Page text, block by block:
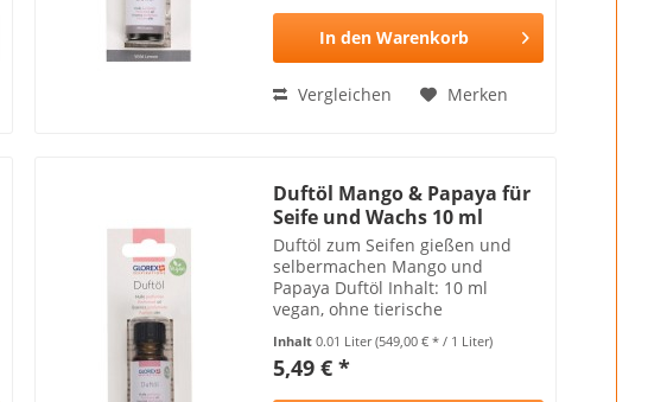
In den Warenkorb
Vergleichen Merken
Duftöl Mango & Papaya für
Seife und Wachs 10 ml
Duftöl zum Seifen gießen und
selbermachen Mango und
Papaya Duftöl Inhalt: 10 ml
vegan, ohne tierische
Hautallergien hervorrufen und ist
nicht für Kinder geeignet
Inhalt0.01 Liter(549,00 € * / 1 Liter)
5,49 € *